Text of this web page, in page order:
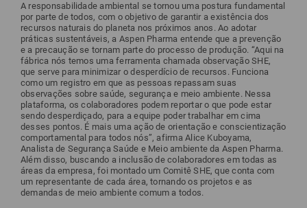
A responsabilidade ambiental se tornou uma postura fundamental
por parte de todos, com o objetivo de garantir a existência dos
recursos naturais do planeta nos próximos anos. Ao adotar
práticas sustentáveis, a Aspen Pharma entende que a prevenção
e a precaução se tornam parte do processo de produção. “Aqui na
fábrica nós temos uma ferramenta chamada observação SHE,
que serve para minimizar o desperdício de recursos. Funciona
como um registro em que as pessoas repassam suas
observações sobre saúde, segurança e meio ambiente. Nessa
plataforma, os colaboradores podem reportar o que pode estar
sendo desperdiçado, para a equipe poder trabalhar em cima
desses pontos. É mais uma ação de orientação e conscientização
comportamental para todos nós”, afirma Alice Kuboyama,
Analista de Segurança Saúde e Meio ambiente da Aspen Pharma.
Além disso, buscando a inclusão de colaboradores em todas as
áreas da empresa, foi montado um Comitê SHE, que conta com
um representante de cada área, tornando os projetos e as
demandas de meio ambiente comum a todos.